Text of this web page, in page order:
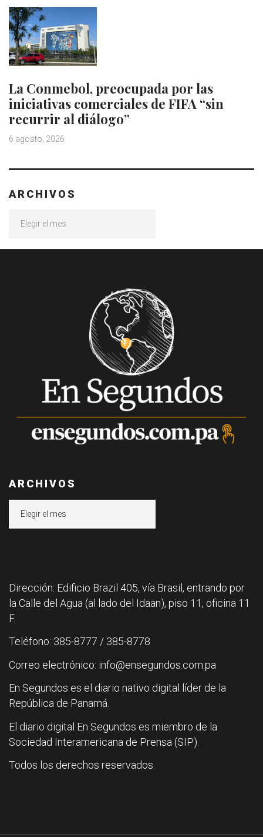
La Conmebol, preocupada por las
iniciativas comerciales de FIFA “sin
recurrir al diálogo”
6 agosto, 2026
ARCHIVOS
ARCHIVOS
Dirección: Edificio Brazil 405, vía Brasil, entrando por
la Calle del Agua (al lado del Idaan), piso 11, oficina 11
F.
Teléfono: 385-8777 / 385-8778
Correo electrónico: info@ensegundos.com.pa
En Segundos es el diario nativo digital líder de la
República de Panamá.
El diario digital En Segundos es miembro de la
Sociedad Interamericana de Prensa (SIP).
Todos los derechos reservados.